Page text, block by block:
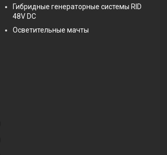
Гибридные генераторные системы RID
48V DC
Осветительные мачты